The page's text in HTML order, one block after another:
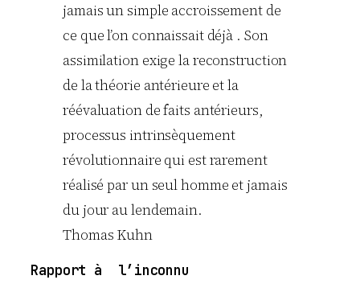
jamais un simple accroissement de
ce que l’on connaissait déjà . Son
assimilation exige la reconstruction
de la théorie antérieure et la
réévaluation de faits antérieurs,
processus intrinsèquement
révolutionnaire qui est rarement
réalisé par un seul homme et jamais
du jour au lendemain.
Thomas Kuhn
Rapport à l’inconnu